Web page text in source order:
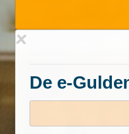
De e-